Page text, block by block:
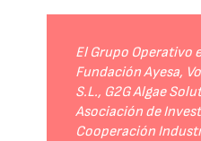
El Grupo Operativo
Fundación Ayesa,
S.L., G2G Algae
Asociación de
Cooperación